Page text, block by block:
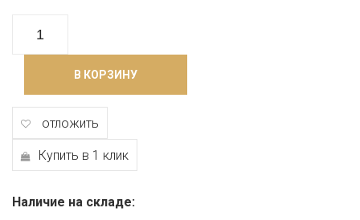
В КОРЗИНУ
отложить
Купить в 1 клик
Наличие на складе: